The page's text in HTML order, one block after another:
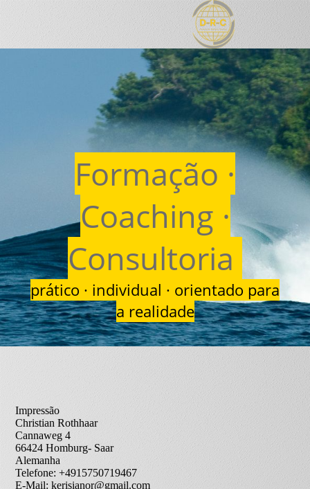
Formação ·
Coaching ·
Consultoria
prático · individual · orientado para
a realidade
Impressão
Christian Rothhaar
Cannaweg 4
66424 Homburg- Saar
Alemanha
Telefone: +4915750719467
E-Mail: kerisianor@gmail.com